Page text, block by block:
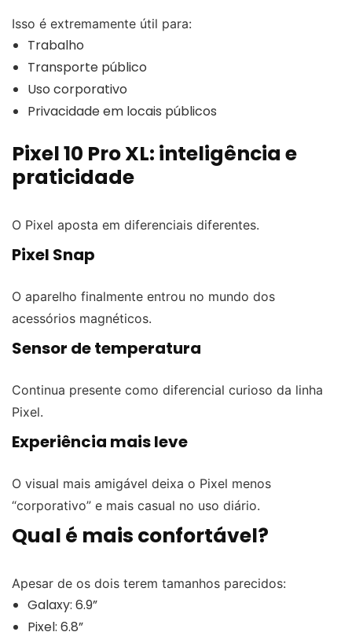
Isso é extremamente útil para:
Trabalho
Transporte público
Uso corporativo
Privacidade em locais públicos
Pixel 10 Pro XL: inteligência e
praticidade
O Pixel aposta em diferenciais diferentes.
Pixel Snap
O aparelho finalmente entrou no mundo dos
acessórios magnéticos.
Sensor de temperatura
Continua presente como diferencial curioso da linha
Pixel.
Experiência mais leve
O visual mais amigável deixa o Pixel menos
“corporativo” e mais casual no uso diário.
Qual é mais confortável?
Apesar de os dois terem tamanhos parecidos:
Galaxy: 6.9”
Pixel: 6.8”